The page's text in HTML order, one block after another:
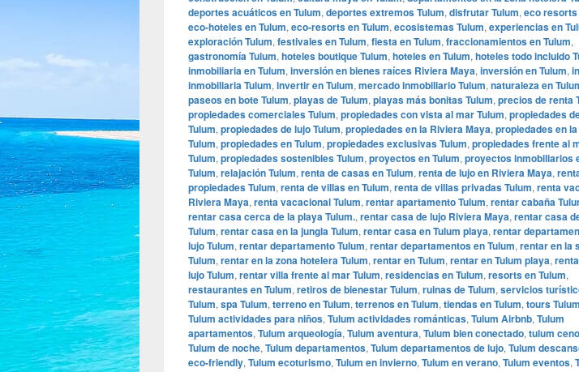
deportes acuáticos en Tulum, deportes extremos Tulum, disfrutar Tulum, eco resorts
eco-hoteles en Tulum, eco-resorts en Tulum, ecosistemas Tulum, experiencias en
exploración Tulum, festivales en Tulum, fiesta en Tulum, fraccionamientos en Tulum,
gastronomía Tulum, hoteles boutique Tulum, hoteles en Tulum, hoteles todo incluido
inmobiliaria en Tulum, inversión en bienes raíces Riviera Maya, inversión en Tulum,
inmobiliaria Tulum, invertir en Tulum, mercado inmobiliario Tulum, naturaleza en
paseos en bote Tulum, playas de Tulum, playas más bonitas Tulum, precios de renta
propiedades comerciales Tulum, propiedades con vista al mar Tulum, propiedades
Tulum, propiedades de lujo Tulum, propiedades en la Riviera Maya, propiedades en
Tulum, propiedades en Tulum, propiedades exclusivas Tulum, propiedades frente al
Tulum, propiedades sostenibles Tulum, proyectos en Tulum, proyectos inmobiliarios
Tulum, relajación Tulum, renta de casas en Tulum, renta de lujo en Riviera Maya,
propiedades Tulum, renta de villas en Tulum, renta de villas privadas Tulum, renta
Riviera Maya, renta vacacional Tulum, rentar apartamento Tulum, rentar cabaña
rentar casa cerca de la playa Tulum., rentar casa de lujo Riviera Maya, rentar casa
Tulum, rentar casa en la jungla Tulum, rentar casa en Tulum playa, rentar
lujo Tulum, rentar departamento Tulum, rentar departamentos en Tulum, rentar en la
Tulum, rentar en la zona hotelera Tulum, rentar en Tulum, rentar en Tulum playa,
lujo Tulum, rentar villa frente al mar Tulum, residencias en Tulum, resorts en Tulum,
restaurantes en Tulum, retiros de bienestar Tulum, ruinas de Tulum, servicios
Tulum, spa Tulum, terreno en Tulum, terrenos en Tulum, tiendas en Tulum, tours Tulum
Tulum actividades para niños, Tulum actividades románticas, Tulum Airbnb, Tulum
apartamentos, Tulum arqueología, Tulum aventura, Tulum bien conectado, tulum
Tulum de noche, Tulum departamentos, Tulum departamentos de lujo, Tulum
eco-friendly, Tulum ecoturismo, Tulum en invierno, Tulum en verano, Tulum eventos,